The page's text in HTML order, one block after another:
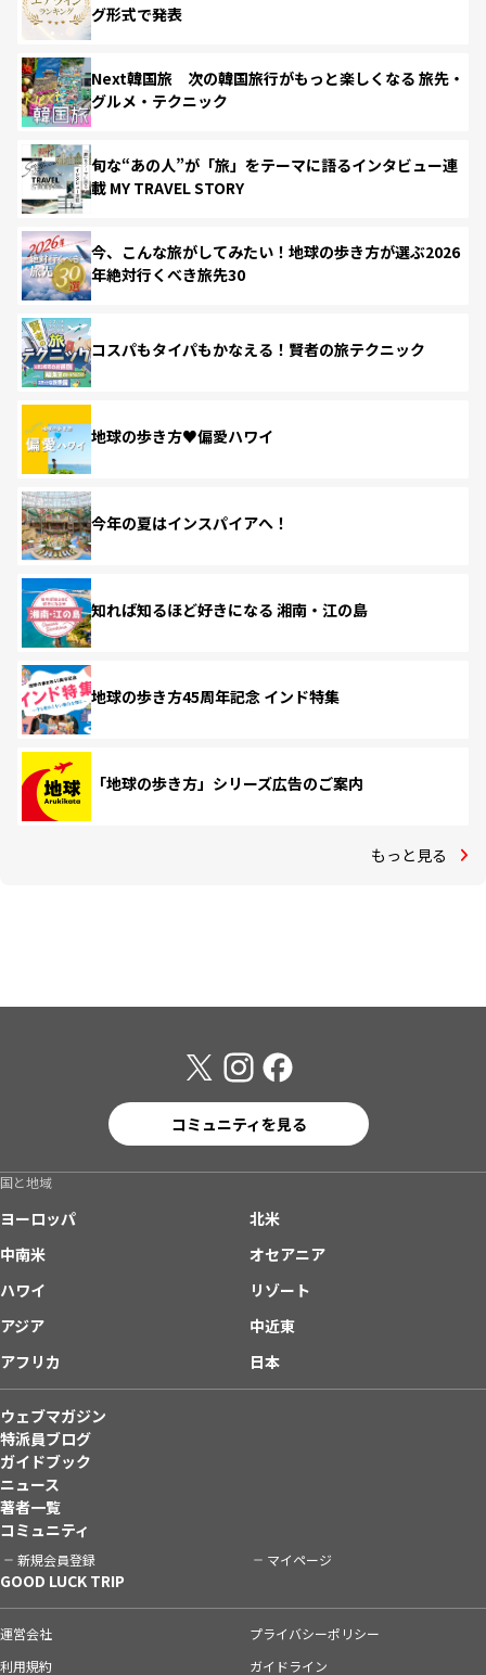
グ形式で発表
Next韓国旅 次の韓国旅行がもっと楽しくなる 旅先・
グルメ・テクニック
旬な“あの人”が「旅」をテーマに語るインタビュー連
載 MY TRAVEL STORY
今、こんな旅がしてみたい！地球の歩き方が選ぶ2026
年絶対行くべき旅先30
コスパもタイパもかなえる！賢者の旅テクニック
地球の歩き方♥偏愛ハワイ
今年の夏はインスパイアへ！
知れば知るほど好きになる 湘南・江の島
地球の歩き方45周年記念 インド特集
「地球の歩き方」シリーズ広告のご案内
もっと見る
コミュニティを見る
国と地域
ヨーロッパ
北米
中南米
オセアニア
ハワイ
リゾート
アジア
中近東
アフリカ
日本
ウェブマガジン
特派員ブログ
ガイドブック
ニュース
著者一覧
コミュニティ
新規会員登録 マイページ
GOOD LUCK TRIP
運営会社
プライバシーポリシー
利用規約
ガイドライン